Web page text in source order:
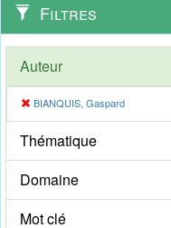
Filtres
Auteur
BIANQUIS, Gaspard
Thématique
Domaine
Mot clé